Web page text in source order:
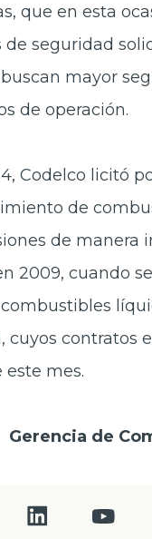
que en esta
de seguridad
mayor
de operación.
Codelco licitó
de
de manera
2009, cuando
cuyos contratos
mes.
Gerencia de